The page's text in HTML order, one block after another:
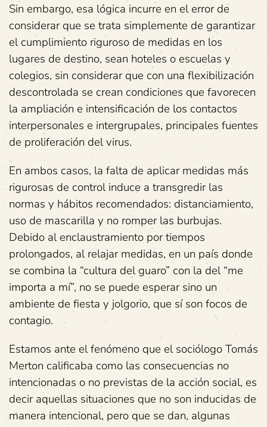
Sin embargo, esa lógica incurre en el error de
considerar que se trata simplemente de garantizar
el cumplimiento riguroso de medidas en los
lugares de destino, sean hoteles o escuelas y
colegios, sin considerar que con una flexibilización
descontrolada se crean condiciones que favorecen
la ampliación e intensificación de los contactos
interpersonales e intergrupales, principales fuentes
de proliferación del virus.
En ambos casos, la falta de aplicar medidas más
rigurosas de control induce a transgredir las
normas y hábitos recomendados: distanciamiento,
uso de mascarilla y no romper las burbujas.
Debido al enclaustramiento por tiempos
prolongados, al relajar medidas, en un país donde
se combina la “cultura del guaro” con la del “me
importa a mí”, no se puede esperar sino un
ambiente de fiesta y jolgorio, que sí son focos de
contagio.
Estamos ante el fenómeno que el sociólogo Tomás
Merton calificaba como las consecuencias no
intencionadas o no previstas de la acción social, es
decir aquellas situaciones que no son inducidas de
manera intencional, pero que se dan, algunas